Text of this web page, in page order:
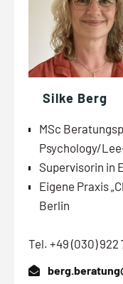
Silke Berg
MSc
Psychology/
Supervisorin in
Eigene Praxis
Berlin
Tel. +49 (030) 922